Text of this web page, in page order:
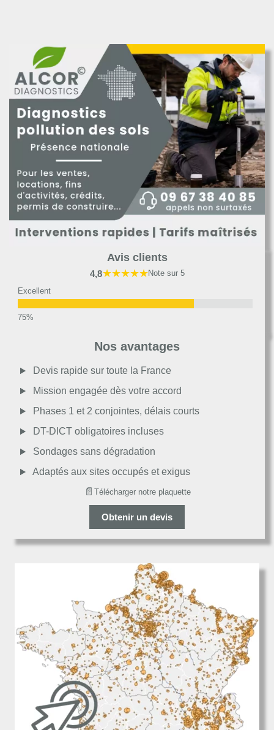
Avis clients
4,8★★★★★Note sur 5
Excellent
Moyen
Passable
Décevant
Nos avantages
Devis rapide sur toute la France
Mission engagée dès votre accord
Phases 1 et 2 conjointes, délais courts
DT-DICT obligatoires incluses
Sondages sans dégradation
Adaptés aux sites occupés et exigus
📄 Télécharger notre plaquette
Obtenir un devis